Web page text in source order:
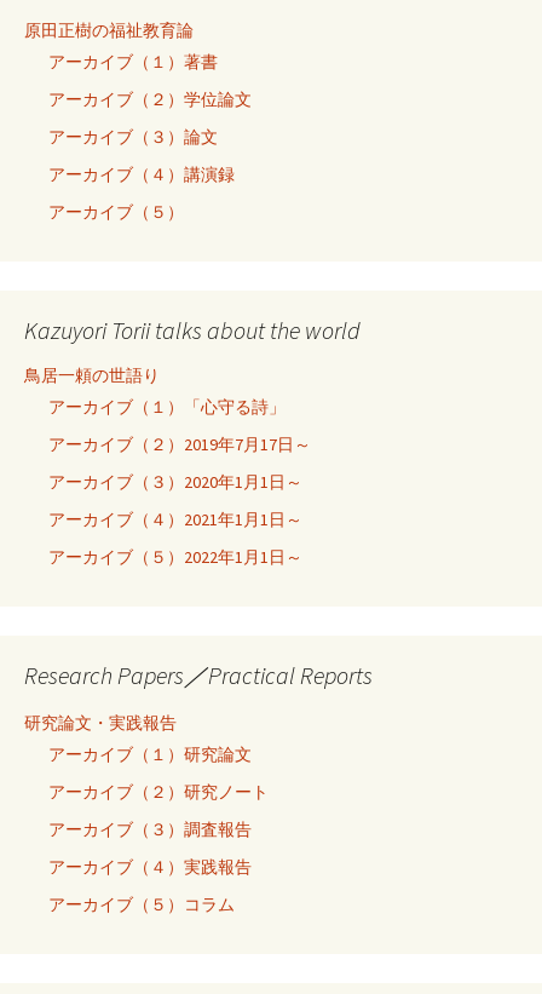
原田正樹の福祉教育論
アーカイブ（１）著書
アーカイブ（２）学位論文
アーカイブ（３）論文
アーカイブ（４）講演録
アーカイブ（５）
Kazuyori Torii talks about the world
鳥居一頼の世語り
アーカイブ（１）「心守る詩」
アーカイブ（２）2019年7月17日～
アーカイブ（３）2020年1月1日～
アーカイブ（４）2021年1月1日～
アーカイブ（５）2022年1月1日～
Research Papers／Practical Reports
研究論文・実践報告
アーカイブ（１）研究論文
アーカイブ（２）研究ノート
アーカイブ（３）調査報告
アーカイブ（４）実践報告
アーカイブ（５）コラム